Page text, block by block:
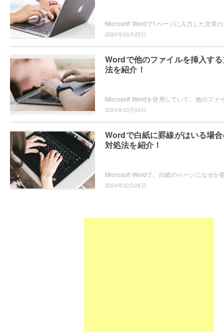
2024年03月25日
Wordで他のファイルを挿入す
法を紹介！
2024年03月04日
Wordで白紙に罫線がはいる場
対処法を紹介！
2024年02月28日